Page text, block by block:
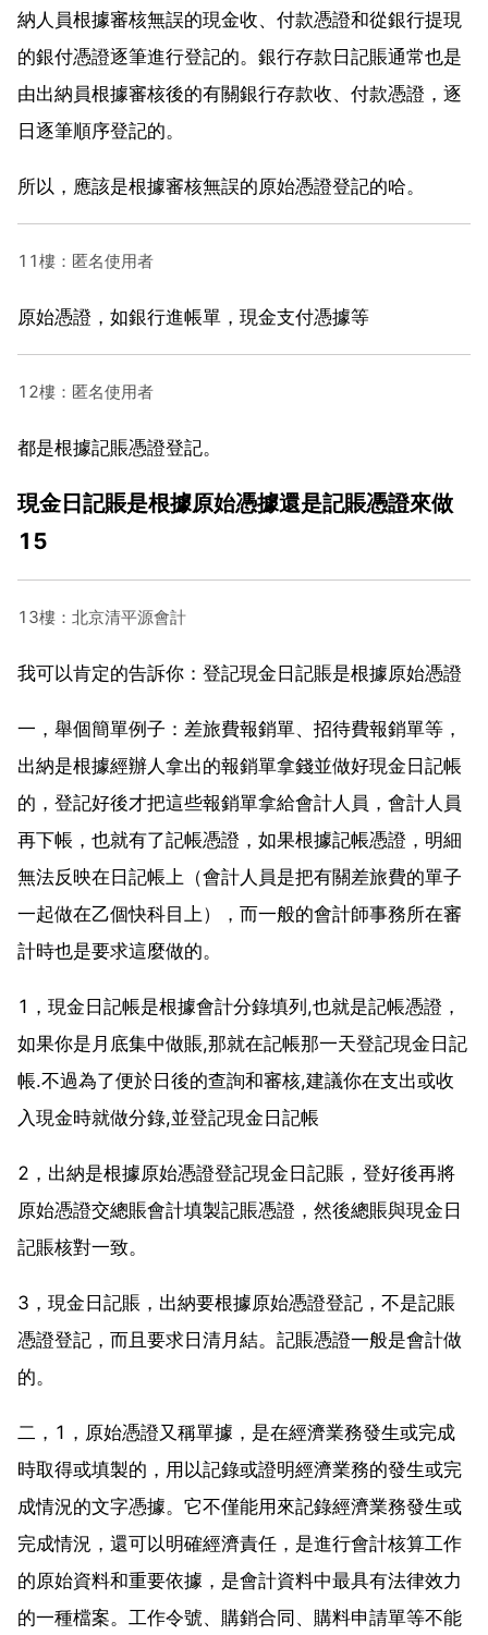
納人員根據審核無誤的現金收、付款憑證和從銀行提現
的銀付憑證逐筆進行登記的。銀行存款日記賬通常也是
由出納員根據審核後的有關銀行存款收、付款憑證，逐
日逐筆順序登記的。
所以，應該是根據審核無誤的原始憑證登記的哈。
11樓：匿名使用者
原始憑證，如銀行進帳單，現金支付憑據等
12樓：匿名使用者
都是根據記賬憑證登記。
現金日記賬是根據原始憑據還是記賬憑證來做
15
13樓：北京清平源會計
我可以肯定的告訴你：登記現金日記賬是根據原始憑證
一，舉個簡單例子：差旅費報銷單、招待費報銷單等，
出納是根據經辦人拿出的報銷單拿錢並做好現金日記帳
的，登記好後才把這些報銷單拿給會計人員，會計人員
再下帳，也就有了記帳憑證，如果根據記帳憑證，明細
無法反映在日記帳上（會計人員是把有關差旅費的單子
一起做在乙個快科目上），而一般的會計師事務所在審
計時也是要求這麼做的。
1，現金日記帳是根據會計分錄填列,也就是記帳憑證，
如果你是月底集中做賬,那就在記帳那一天登記現金日記
帳.不過為了便於日後的查詢和審核,建議你在支出或收
入現金時就做分錄,並登記現金日記帳
2，出納是根據原始憑證登記現金日記賬，登好後再將
原始憑證交總賬會計填製記賬憑證，然後總賬與現金日
記賬核對一致。
3，現金日記賬，出納要根據原始憑證登記，不是記賬
憑證登記，而且要求日清月結。記賬憑證一般是會計做
的。
二，1，原始憑證又稱單據，是在經濟業務發生或完成
時取得或填製的，用以記錄或證明經濟業務的發生或完
成情況的文字憑據。它不僅能用來記錄經濟業務發生或
完成情況，還可以明確經濟責任，是進行會計核算工作
的原始資料和重要依據，是會計資料中最具有法律效力
的一種檔案。工作令號、購銷合同、購料申請單等不能